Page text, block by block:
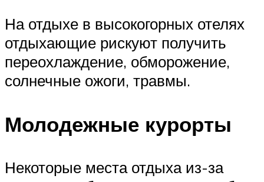
На отдыхе в высокогорных отелях
отдыхающие рискуют получить
переохлаждение, обморожение,
солнечные ожоги, травмы.
Молодежные курорты
Некоторые места отдыха из-за